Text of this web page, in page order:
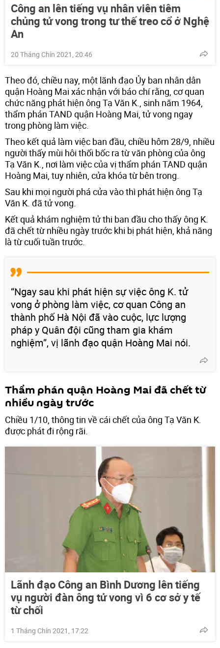
Công an lên tiếng vụ nhân viên tiêm
chủng tử vong trong tư thế treo cổ ở Nghệ
An
20 Tháng Chín 2021, 20:46
Theo đó, chiều nay, một lãnh đạo Ủy ban nhân dân
quận Hoàng Mai xác nhận với báo chí rằng, cơ quan
chức năng phát hiện ông Tạ Văn K., sinh năm 1964,
thẩm phán TAND quận Hoàng Mai, tử vong ngay
trong phòng làm việc.
Theo kết quả làm việc ban đầu, chiều hôm 28/9, nhiều
người thấy mùi hôi thối bốc ra từ văn phòng của ông
Tạ Văn K., nơi làm việc của vị thẩm phán TAND quận
Hoàng Mai, tuy nhiên, cửa khóa từ bên trong.
Sau khi mọi người phá cửa vào thì phát hiện ông Tạ
Văn K. đã tử vong.
Kết quả khám nghiệm tử thi ban đầu cho thấy ông K.
đã chết từ nhiều ngày trước khi bị phát hiện, khả năng
là từ cuối tuần trước.
“Ngay sau khi phát hiện sự việc ông K. tử
vong ở phòng làm việc, cơ quan Công an
thành phố Hà Nội đã vào cuộc, lực lượng
pháp y Quân đội cũng tham gia khám
nghiệm”, vị lãnh đạo quận Hoàng Mai nói.
Thẩm phán quận Hoàng Mai đã chết từ
nhiều ngày trước
Chiều 1/10, thông tin về cái chết của ông Tạ Văn K.
được phát đi rộng rãi.
Lãnh đạo Công an Bình Dương lên tiếng
vụ người đàn ông tử vong vì 6 cơ sở y tế
từ chối
1 Tháng Chín 2021, 17:22